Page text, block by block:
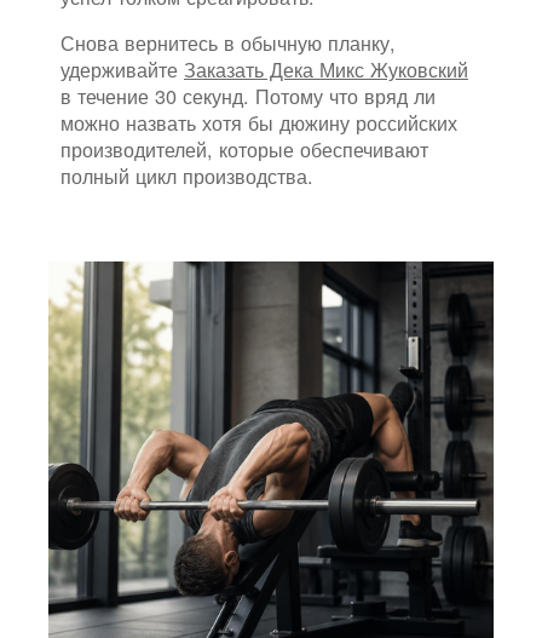
Снова вернитесь в обычную планку,
удерживайте Заказать Дека Микс Жуковский
в течение 30 секунд. Потому что вряд ли
можно назвать хотя бы дюжину российских
производителей, которые обеспечивают
полный цикл производства.